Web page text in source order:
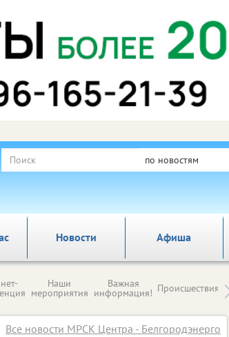
по новостям
Новости Афиша
Наши
мероприятия
Важная
информация! Происшествия
Все новости МРСК Центра - Белгородэнерго